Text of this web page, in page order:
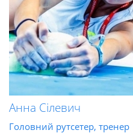
Анна Сілевич
Головний рутсетер, тренер